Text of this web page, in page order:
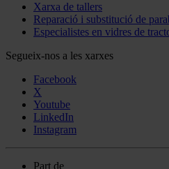
Xarxa de tallers
Reparació i substitució de
Especialistes en vidres de
Segueix-nos a les xarxes
Facebook
X
Youtube
LinkedIn
Instagram
Part de